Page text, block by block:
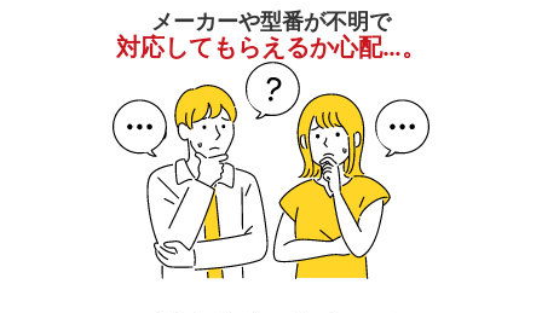
メーカーや型番が不明で
対応してもらえるか心配…。